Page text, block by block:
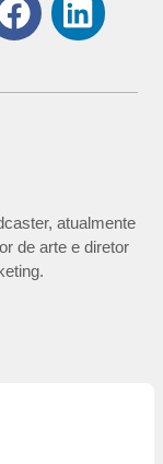
atualmente
de arte e diretor